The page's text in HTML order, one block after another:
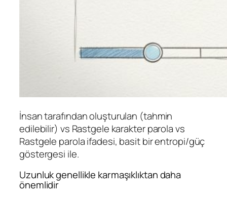
İnsan tarafından oluşturulan (tahmin
edilebilir) vs Rastgele karakter parola vs
Rastgele parola ifadesi, basit bir entropi/güç
göstergesi ile.
Uzunluk genellikle karmaşıklıktan daha
önemlidir